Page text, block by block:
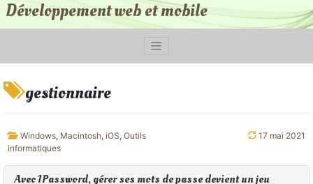
Développement web et mobile
gestionnaire
Windows, Macintosh, iOS, Outils
informatiques
17 mai 2021
Avec 1Password, gérer ses mots de passe devient un jeu